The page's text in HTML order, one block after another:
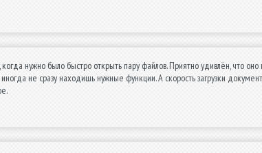
нужно было быстро открыть пару файлов. Приятно удивлён, что
не сразу находишь нужные функции. А скорость загрузки